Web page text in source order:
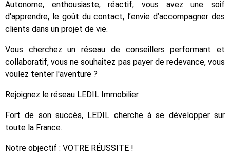
Autonome, enthousiaste, réactif, vous avez une soif
d'apprendre, le goût du contact, l’envie d’accompagner des
clients dans un projet de vie.
Vous cherchez un réseau de conseillers performant et
collaboratif, vous ne souhaitez pas payer de redevance, vous
voulez tenter l'aventure ?
Rejoignez le réseau LEDIL Immobilier
Fort de son succès, LEDIL cherche à se développer sur
toute la France.
Notre objectif : VOTRE RÉUSSITE !